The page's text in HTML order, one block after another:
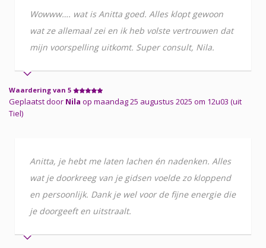
Wowww…. wat is Anitta goed. Alles klopt gewoon
wat ze allemaal zei en ik heb volste vertrouwen dat
mijn voorspelling uitkomt. Super consult, Nila.
Waardering van 5
Geplaatst door Nila op maandag 25 augustus 2025 om 12u03 (uit
Tiel)
Anitta, je hebt me laten lachen én nadenken. Alles
wat je doorkreeg van je gidsen voelde zo kloppend
en persoonlijk. Dank je wel voor de fijne energie die
je doorgeeft en uitstraalt.